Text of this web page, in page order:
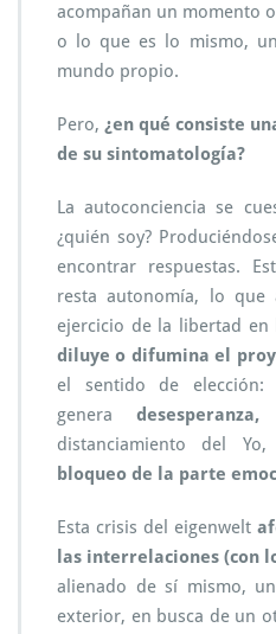
acompañan un momento
o lo que es lo mismo,
mundo propio.
Pero, ¿en qué consiste
de su sintomatología?
La autoconciencia se
¿quién soy?
encontrar respuestas.
resta autonomía, lo que
ejercicio de la libertad en
diluye o difumina el
el sentido de elección:
genera
distanciamiento del
bloqueo de la parte
Esta crisis del eigenwelt
las interrelaciones (con
alienado de sí mismo,
exterior, en busca de un